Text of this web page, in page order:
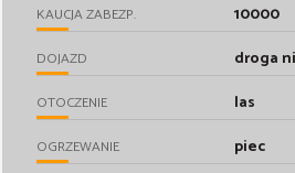
KAUCJA ZABEZP. 10000
DOJAZD droga
OTOCZENIE las
OGRZEWANIE piec